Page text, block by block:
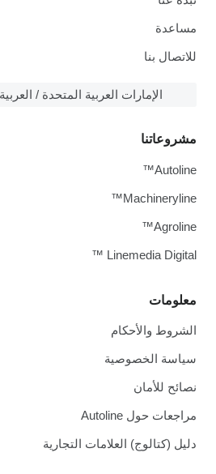
مساعدة
للاتصال بنا
الإمارات العربية المتحدة / العربية
معلومات
الشروط والأحكام
سياسة الخصوصية
نصائح للأمان
مراجعات حول Autoline
دليل (كتالوج) العلامات التجارية
مشروعاتنا
Autoline™
Machineryline™
Agroline™
Linemedia Digital ™